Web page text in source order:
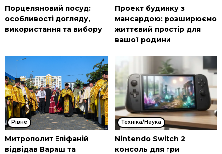
Порцеляновий посуд:
особливості догляду,
використання та вибору
Проект будинку з
мансардою: розширюємо
життєвий простір для
вашої родини
Рівне
Митрополит Епіфаній
відвідав Вараш та
Техніка/Наука
Nintendo Switch 2
консоль для гри